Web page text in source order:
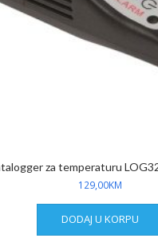
za temperaturu
129,00KM
DODAJ U KORPU